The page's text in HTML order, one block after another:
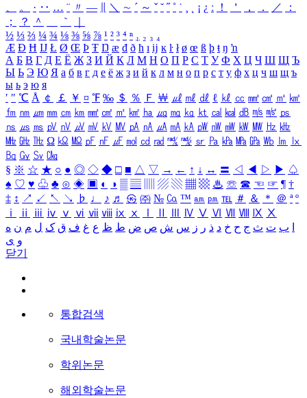
、
。 · ‥ … ¨ 〃 ― ＼ ∼ ´ ～ ˇ ˘ ˝ ˚ ˙ ¸ ¡ ¿ ː ！ ＇ ， ． ／
：
；
？ ＾ ｀
½ ⅓ ⅔ ¼ ¾ ⅛ ⅜ ⅝ ⅞ ¹ ² ³ ⁴ ⁿ ₁ ₂ ₃ ₄
Æ Ð Ħ Ĳ Ł Ø Œ Þ Ŧ Ŋ æ đ ð ħ ı ĳ ĸ ŀ ł ø œ ß þ ŧ ŋ ŉ
А Б В Г Д Е Ё Ж З И Й К Л М Н О П Р С Т У Ф Х Ц Ч Ш Щ Ъ
Ы Ь Э Ю Я а б в г д е ё ж з и й к л м н о п р с т у ф х ц ч ш щ ъ
ы ь э ю я
′ ″ ℃ Å ￠ ￡ ￥ ¤ ℉ ‰ ＄ ％ Ｆ ￦ ㎕ ㎖ ㎗ ℓ ㎘ ㏄ ㎣ ㎤ ㎥ ㎦
㎙ ㎚ ㎛ ㎜ ㎝ ㎞ ㎟ ㎠ ㎡ ㎢ ㏊ ㎍ ㎎ ㎏ ㏏ ㎈ ㎉ ㏈ ㎧ ㎨ ㎰
㎱ ㎲ ㎳ ㎴ ㎵ ㎶ ㎷ ㎸ ㎹ ㎀ ㎁ ㎂ ㎃ ㎄ ㎺ ㎻ ㎽ ㎾ ㎿ ㎐ ㎑
㎒ ㎓ ㎔ Ω ㏀ ㏁ ㎊ ㎋ ㎌ ㏖ ㏅ ㎭ ㎮ ㎯ ㏛ ㎩ ㎪ ㎫ ㎬ ㏝ ㏐
㏓
㏃ ㏉ ㏜ ㏆
§ ※ ☆ ★ ○ ● ◎ ◇ ◆ □ ■ △ ▽ → ← ↑ ↓ ↔ 〓 ◁ ◀ ▷ ▶ ♤
♠ ♡ ♥ ♧ ♣ ⊙ ◈ ▣ ◐ ◑ ▒ ▤ ▨ ▧ ▦ ▩ ♨ ☏ ☎ ☜ ☞ ¶ †
‡ ↕ ↗ ↙ ↖ ↘ ♭ ♩ ♪ ♬ ㉿ ㈜ № ㏇ ™ ㏂ ㏘ ℡ ＃ ＆ ＊ ＠ ª º
ⅰ
ⅱ ⅲ ⅳ ⅴ ⅵ ⅶ ⅷ ⅸ ⅹ Ⅳ Ⅴ Ⅵ Ⅶ Ⅷ Ⅸ Ⅹ
ب ت ث ج ح خ د ذ ر ز س ش ص ض ط ظ ع غ ف ق ک ل م ن ه
و ی
닫기
통합검색
국내학술논문
학위논문
해외학술논문